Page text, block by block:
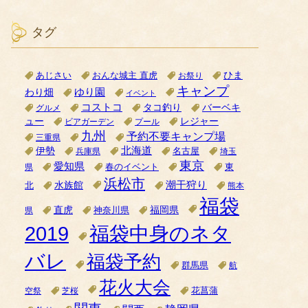
タグ
あじさい おんな城主 直虎 お祭り
ひま
わり畑
ゆり園 イベント キャンプ
グルメ コストコ タコ釣り
バーベキ
ュー
ビアガーデン プール レジャー
三重県 九州 予約不要キャンプ場
伊勢 兵庫県 北海道 名古屋
埼玉
県
愛知県 春のイベント 東京
東
北
水族館 浜松市 潮干狩り 熊本
県 直虎 神奈川県 福岡県
福袋
2019
福袋中身のネタ
バレ
福袋予約 群馬県 航
空祭 芝桜 花火大会 花菖蒲